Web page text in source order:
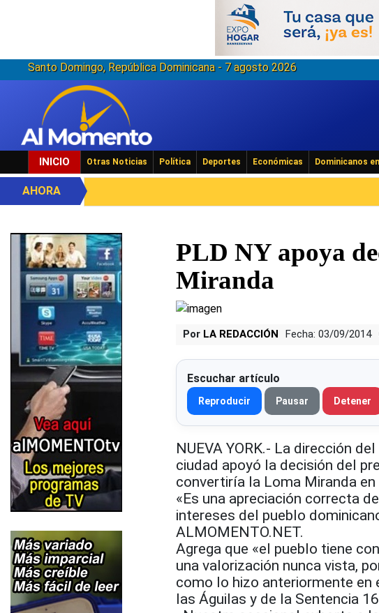
Santo Domingo, República Dominicana - 7 agosto 2026
INICIO Otras Noticias Política Deportes Económicas Dominicanos
AHORA
PLD NY apoya
Miranda
Por LA REDACCIÓN Fecha: 03/09/2014
Escuchar artículo
Reproducir Pausar Detener
NUEVA YORK.- La dirección
ciudad apoyó la decisión del
convertiría la Loma Miranda en
«Es una apreciación correcta
intereses del pueblo
ALMOMENTO.NET.
Agrega que «el pueblo tiene
una valorización nunca vista,
como lo hizo anteriormente en
las Águilas y de la Sentencia